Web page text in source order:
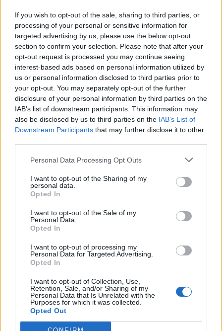
If you wish to opt-out of the sale, sharing to third parties, or
processing of your personal or sensitive information for
targeted advertising by us, please use the below opt-out
section to confirm your selection. Please note that after your
opt-out request is processed you may continue seeing
interest-based ads based on personal information utilized by
us or personal information disclosed to third parties prior to
your opt-out. You may separately opt-out of the further
disclosure of your personal information by third parties on the
IAB’s list of downstream participants. This information may
also be disclosed by us to third parties on the IAB’s List of
Downstream Participants that may further disclose it to other
Personal Data Processing Opt Outs
I want to opt-out of the Sharing of my
personal data.
Opted In
I want to opt-out of the Sale of my
Personal Data.
Opted In
I want to opt-out of processing my
Personal Data for Targeted Advertising.
Opted In
I want to opt-out of Collection, Use,
Retention, Sale, and/or Sharing of my
Personal Data that Is Unrelated with the
Purposes for which it was collected.
Opted Out
Ειδήσεις 5-8-2026
ΑΠΟΨΕΙΣ